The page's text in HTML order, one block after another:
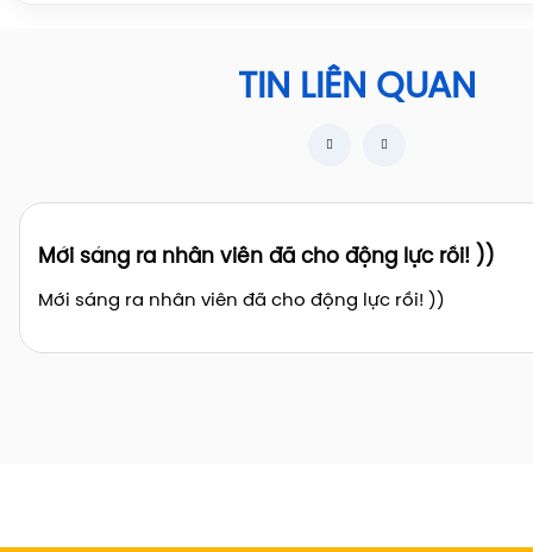
TIN LIÊN QUAN
Mới sáng ra nhân viên đã cho động lực rồi! ))
Mới sáng ra nhân viên đã cho động lực rồi! ))